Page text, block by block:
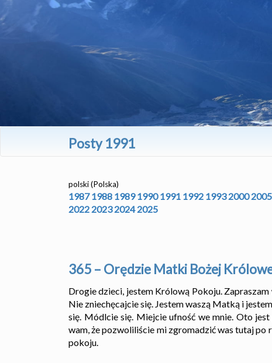
Posty 1991
polski (Polska)
1987 1988 1989 1990 1991 1992 1993 2000 2005
2022 2023 2024 2025
365 – Orędzie Matki Bożej
Drogie dzieci, jestem Królową Pokoju.
Nie zniechęcajcie się. Jestem waszą Matką i
się. Módlcie się. Miejcie ufność we mnie. Oto
wam, że pozwoliliście mi zgromadzić was tutaj po
pokoju.